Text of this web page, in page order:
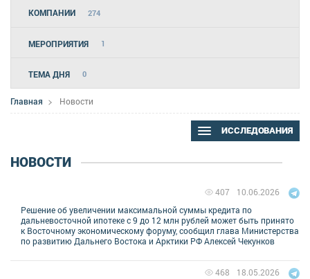
КОМПАНИИ 274
МЕРОПРИЯТИЯ 1
ТЕМА ДНЯ 0
Главная Новости
ИССЛЕДОВАНИЯ
НОВОСТИ
Решение об увеличении максимальной суммы кредита по
дальневосточной ипотеке с 9 до 12 млн рублей может быть принято
к Восточному экономическому форуму, сообщил глава Министерства
по развитию Дальнего Востока и Арктики РФ Алексей Чекунков
10.06.2026
407
18.05.2026
468